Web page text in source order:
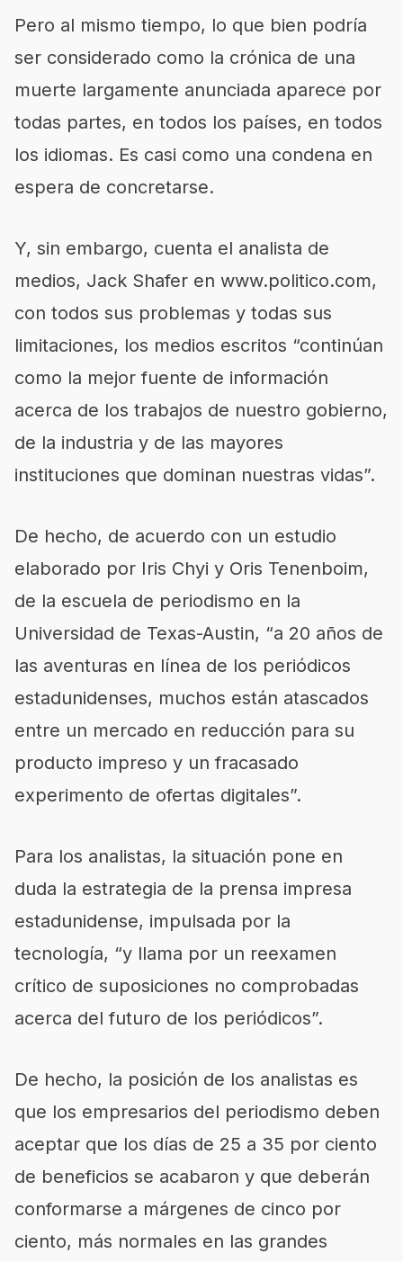
Pero al mismo tiempo, lo que bien podría
ser considerado como la crónica de una
muerte largamente anunciada aparece por
todas partes, en todos los países, en todos
los idiomas. Es casi como una condena en
espera de concretarse.
Y, sin embargo, cuenta el analista de
medios, Jack Shafer en www.politico.com,
con todos sus problemas y todas sus
limitaciones, los medios escritos “continúan
como la mejor fuente de información
acerca de los trabajos de nuestro gobierno,
de la industria y de las mayores
instituciones que dominan nuestras vidas”.
De hecho, de acuerdo con un estudio
elaborado por Iris Chyi y Oris Tenenboim,
de la escuela de periodismo en la
Universidad de Texas-Austin, “a 20 años de
las aventuras en línea de los periódicos
estadunidenses, muchos están atascados
entre un mercado en reducción para su
producto impreso y un fracasado
experimento de ofertas digitales”.
Para los analistas, la situación pone en
duda la estrategia de la prensa impresa
estadunidense, impulsada por la
tecnología, “y llama por un reexamen
crítico de suposiciones no comprobadas
acerca del futuro de los periódicos”.
De hecho, la posición de los analistas es
que los empresarios del periodismo deben
aceptar que los días de 25 a 35 por ciento
de beneficios se acabaron y que deberán
conformarse a márgenes de cinco por
ciento, más normales en las grandes